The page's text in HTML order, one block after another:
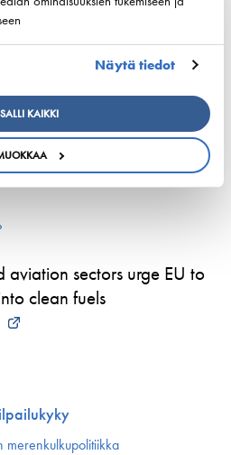
Näytä tiedot
SALLI KAIKKI
kokoontuvat
meriliikenteen resilienssiä
Ry
parhaillaan Viking
löytää uran
aviation sectors urge EU to
clean fuels
merenkulku­politiikka